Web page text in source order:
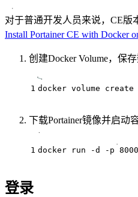
对于普通开发人员来说，CE版
Install Portainer CE with Docker
创建Docker Volume，保
1 docker volume
下载Portainer镜像并启动
1 docker run -d -p
登录